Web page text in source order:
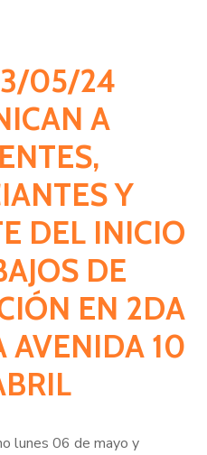
05/24
A
Y
DEL INICIO
DE
EN 2DA
AVENIDA 10
lunes 06 de mayo y